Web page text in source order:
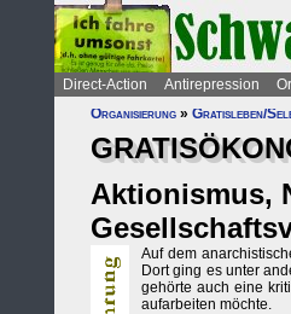
Direct-Action Antirepression
Organisierung » Gratisleben/
Aktionismus,
Auf dem
Dort ging es unter
gehörte auch eine
aufarbeiten möchte.